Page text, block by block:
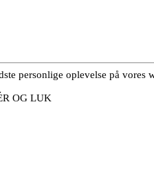
personlige oplevelse på
OG LUK